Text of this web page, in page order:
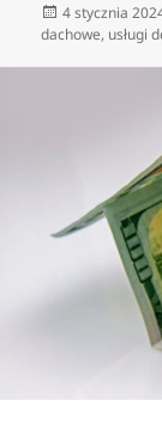
Data
publikacji
4 stycznia
dachowe, usługi